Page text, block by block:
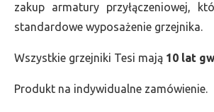
zakup armatury przyłączeniowej,
standardowe wyposażenie grzejnika.
Wszystkie grzejniki Tesi mają 10 lat
Produkt na indywidualne zamówienie.